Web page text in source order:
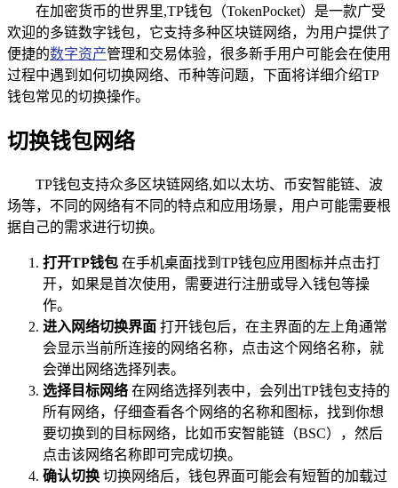
在加密货币的世界里,TP钱包（TokenPocket）是一款广受
欢迎的多链数字钱包，它支持多种区块链网络，为用户提供了
便捷的数字资产管理和交易体验，很多新手用户可能会在使用
过程中遇到如何切换网络、币种等问题，下面将详细介绍TP
钱包常见的切换操作。
切换钱包网络
TP钱包支持众多区块链网络,如以太坊、币安智能链、波
场等，不同的网络有不同的特点和应用场景，用户可能需要根
据自己的需求进行切换。
打开TP钱包 在手机桌面找到TP钱包应用图标并点击打
开，如果是首次使用，需要进行注册或导入钱包等操
作。
进入网络切换界面 打开钱包后，在主界面的左上角通常
会显示当前所连接的网络名称，点击这个网络名称，就
会弹出网络选择列表。
选择目标网络 在网络选择列表中，会列出TP钱包支持的
所有网络，仔细查看各个网络的名称和图标，找到你想
要切换到的目标网络，比如币安智能链（BSC），然后
点击该网络名称即可完成切换。
确认切换 切换网络后，钱包界面可能会有短暂的加载过